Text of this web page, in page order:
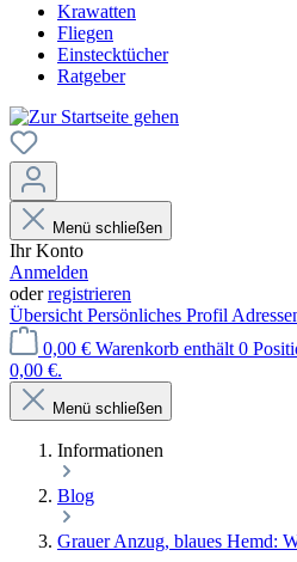
Krawatten
Fliegen
Einstecktücher
Ratgeber
Menü schließen
Ihr Konto
Anmelden
oderregistrieren
Übersicht Persönliches Profil
0,00 € Warenkorb enthält 0
0,00 €.
Menü schließen
Informationen
Blog
Grauer Anzug, blaues Hemd: